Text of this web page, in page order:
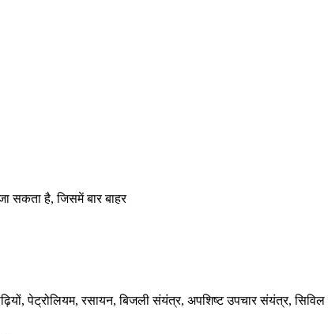
सकता है, जिसमें बार बाहर
पेट्रोलियम, रसायन, बिजली संयंत्र, अपशिष्ट उपचार संयंत्र, सिविल